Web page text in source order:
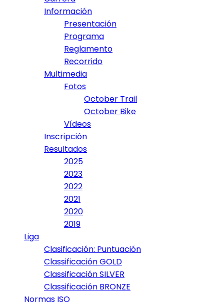
Información
Presentación
Programa
Reglamento
Recorrido
Multimedia
Fotos
October Trail
October Bike
Vídeos
Inscripción
Resultados
2025
2023
2022
2021
2020
2019
Liga
Clasificación: Puntuación
Classificación GOLD
Classificación SILVER
Classificación BRONZE
Normas ISO